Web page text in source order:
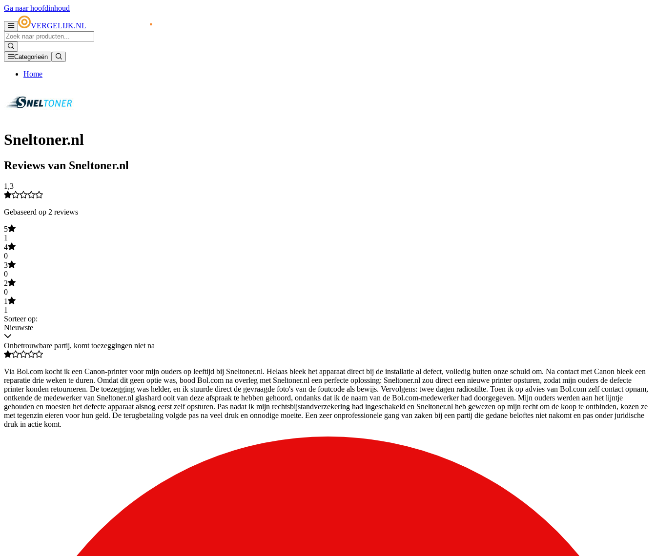
Ga naar hoofdinhoud
VERGELIJK.NL
Categorieën
Home
Sneltoner.nl
Reviews van Sneltoner.nl
1,3
Gebaseerd op 2 reviews
5
1
4
0
3
0
2
0
1
1
Sorteer op:
Nieuwste
Onbetrouwbare partij, komt toezeggingen niet na
Via Bol.com kocht ik een Canon-printer voor mijn ouders op leeftijd bij Sneltoner.nl. Helaas bleek het apparaat direct bij de installatie al defect, volledig buiten onze schuld om. Na contact met Canon bleek een
reparatie drie weken te duren. Omdat dit geen optie was, bood Bol.com na overleg met Sneltoner.nl een perfecte oplossing: Sneltoner.nl zou direct een nieuwe printer opsturen, zodat mijn ouders de defecte
printer konden retourneren. De toezegging was helder, en ik stuurde direct de gevraagde foto's van de foutcode als bewijs. Vervolgens: twee dagen radiostilte. Toen ik op advies van Bol.com zelf contact opnam,
ontkende de medewerker van Sneltoner.nl glashard ooit van deze afspraak te hebben gehoord, ondanks dat ik de naam van de Bol.com-medewerker had doorgegeven. Mijn ouders werden aan het lijntje
gehouden en moesten het defecte apparaat alsnog eerst zelf opsturen. Pas nadat ik mijn rechtsbijstandverzekering had ingeschakeld en Sneltoner.nl heb gewezen op mijn recht om de koop te ontbinden, kozen ze
met tegenzin eieren voor hun geld. De terugbetaling volgde pas na veel druk en onnodige moeite. Een zeer onprofessionele gang van zaken bij een partij die gedane beloftes niet nakomt en pas onder juridische
druk in actie komt.